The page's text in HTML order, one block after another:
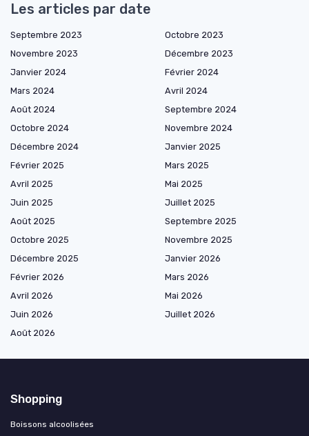
Les articles par date
Septembre 2023
Octobre 2023
Novembre 2023
Décembre 2023
Janvier 2024
Février 2024
Mars 2024
Avril 2024
Août 2024
Septembre 2024
Octobre 2024
Novembre 2024
Décembre 2024
Janvier 2025
Février 2025
Mars 2025
Avril 2025
Mai 2025
Juin 2025
Juillet 2025
Août 2025
Septembre 2025
Octobre 2025
Novembre 2025
Décembre 2025
Janvier 2026
Février 2026
Mars 2026
Avril 2026
Mai 2026
Juin 2026
Juillet 2026
Août 2026
Shopping
Boissons alcoolisées